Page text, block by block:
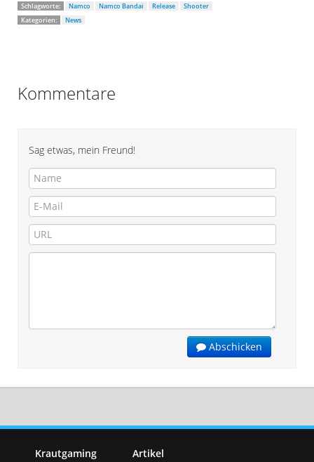
Schlagworte: Namco Namco Bandai Release
Shooter
Kategorien:
News
Kommentare
Sag etwas, mein Freund!
Abschicken
Krautgaming Artikel